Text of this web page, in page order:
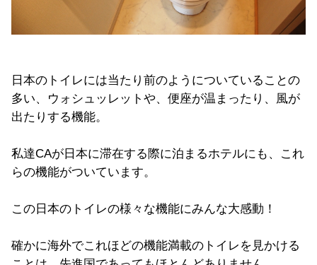
日本のトイレには当たり前のようについていることの
多い、ウォシュッレットや、便座が温まったり、風が
出たりする機能。
私達CAが日本に滞在する際に泊まるホテルにも、これ
らの機能がついています。
この日本のトイレの様々な機能にみんな大感動！
確かに海外でこれほどの機能満載のトイレを見かける